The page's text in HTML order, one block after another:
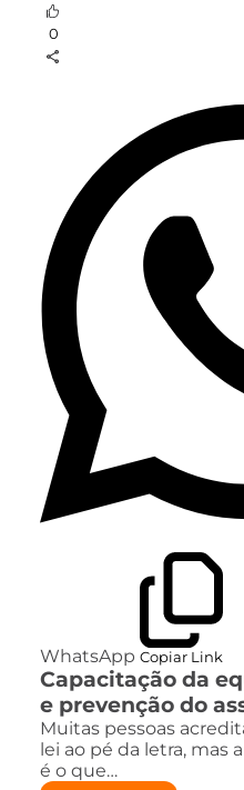
0
WhatsApp Copiar Link
Capacitação da
e prevenção do
Muitas pessoas
lei ao pé da letra, mas
é o que…